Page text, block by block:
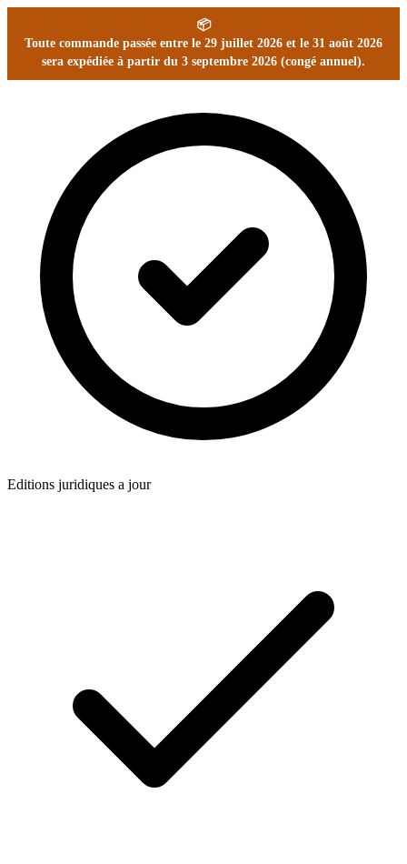
📦
Toute commande passée entre le 29 juillet 2026 et le 31 août 2026
sera expédiée à partir du 3 septembre 2026 (congé annuel).
Editions juridiques a jour